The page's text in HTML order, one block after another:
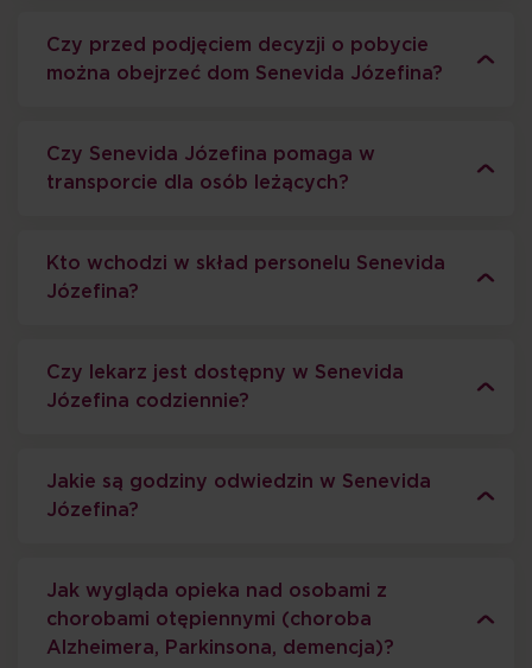
Czy przed podjęciem decyzji o pobycie
można obejrzeć dom Senevida Józefina?
Czy Senevida Józefina pomaga w
transporcie dla osób leżących?
Kto wchodzi w skład personelu Senevida
Józefina?
Czy lekarz jest dostępny w Senevida
Józefina codziennie?
Jakie są godziny odwiedzin w Senevida
Józefina?
Jak wygląda opieka nad osobami z
chorobami otępiennymi (choroba
Alzheimera, Parkinsona, demencja)?